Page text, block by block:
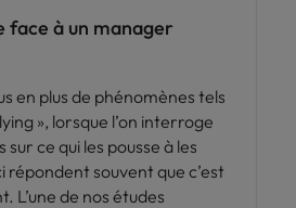
face à un manager
en plus de phénomènes tels
», lorsque l’on interroge
ce qui les pousse à les
répondent souvent que c’est
L’une de nos études